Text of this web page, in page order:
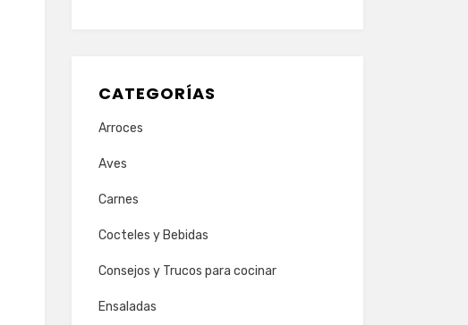
CATEGORÍAS
Arroces
Aves
Carnes
Cocteles y Bebidas
Consejos y Trucos para cocinar
Ensaladas